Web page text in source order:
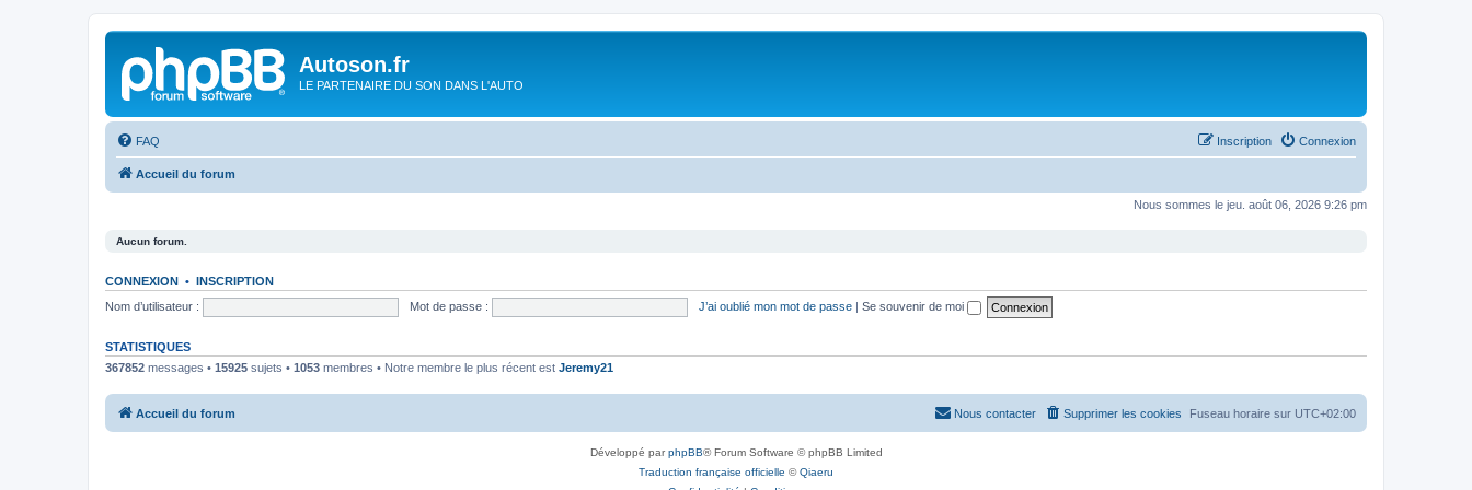
Autoson.fr
LE PARTENAIRE DU SON DANS L'AUTO
FAQ Connexion
Inscription
Accueil du forum
Nous sommes le jeu. août 06, 2026 9:26 pm
Aucun forum.
CONNEXION • INSCRIPTION
Nom d’utilisateur :
Mot de passe : J’ai oublié mon mot de passe | Se souvenir de moi
STATISTIQUES
367852 messages • 15925 sujets • 1053 membres • Notre membre le plus récent est Jeremy21
Accueil du forum Fuseau horaire sur UTC+02:00
Supprimer les cookies
Nous contacter
Développé parphpBB® Forum Software © phpBB Limited
Traduction française officielle ©Qiaeru